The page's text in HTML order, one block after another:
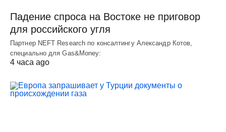
Падение спроса на Востоке не приговор
для российского угля
Партнер NEFT Research по консалтингу Александр Котов,
специально для Gas&Money:
4 часа ago